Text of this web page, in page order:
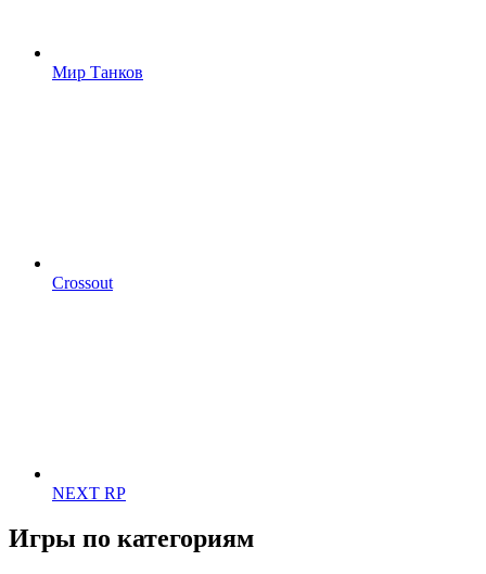
Мир Танков
Crossout
NEXT RP
Игры по категориям